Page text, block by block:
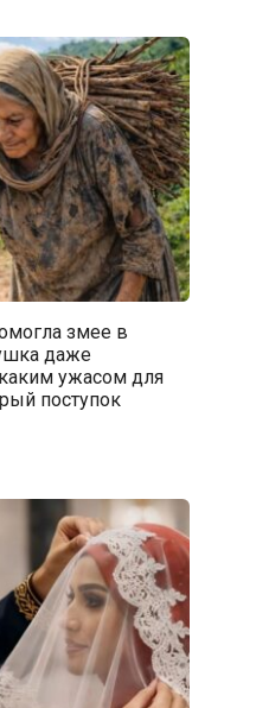
змее в
даже
ужасом для
поступок